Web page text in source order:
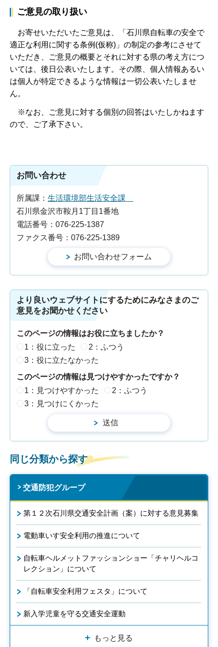
ご意見の取り扱い
お寄せいただいたご意見は、「石川県自転車の安全で
適正な利用に関する条例(仮称)」の制定の参考にさせて
いただき、ご意見の概要とそれに対する県の考え方につ
いては、後日公表いたします。その際、個人情報あるい
は個人が特定できるような情報は一切公表いたしませ
ん。
※なお、ご意見に対する個別の回答はいたしかねます
ので、ご了承下さい。
お問い合わせ
所属課： 生活環境部生活安全課
石川県金沢市鞍月1丁目1番地
電話番号：076-225-1387
ファクス番号：076-225-1389
より良いウェブサイトにするためにみなさまのご
意見をお聞かせください
このページの情報はお役に立ちましたか？
1：役に立った
2：ふつう
3：役に立たなかった
このページの情報は見つけやすかったですか？
1：見つけやすかった
2：ふつう
3：見つけにくかった
同じ分類から探す
交通防犯グループ
第１２次石川県交通安全計画（案）に対する意見募集
電動車いす安全利用の推進について
自転車ヘルメットファッションショー「チャリヘルコ
レクション」について
「自転車安全利用フェスタ」について
新入学児童を守る交通安全運動
もっと見る